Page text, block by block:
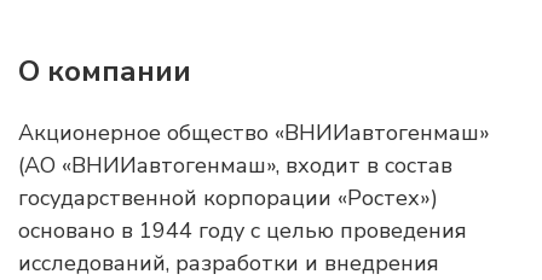
О компании
Акционерное общество «ВНИИавтогенмаш»
(АО «ВНИИавтогенмаш», входит в состав
государственной корпорации «Ростех»)
основано в 1944 году с целью проведения
исследований, разработки и внедрения